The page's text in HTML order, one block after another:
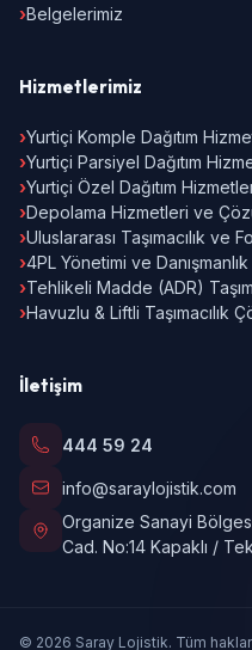
›Belgelerimiz
Hizmetlerimiz
›Yurtiçi Komple Dağıtım
›Yurtiçi Parsiyel Dağıtım
›Yurtiçi Özel Dağıtım
›Depolama Hizmetleri ve
›Uluslararası Taşımacılık ve
›4PL Yönetimi ve
›Tehlikeli Madde (ADR)
›Havuzlu & Liftli Taşımacılık
İletişim
444 59 24
info@saraylojistik.com
Organize Sanayi
Cad. No:14 Kapaklı /
© 2026 Saray Lojistik. Tüm hakları